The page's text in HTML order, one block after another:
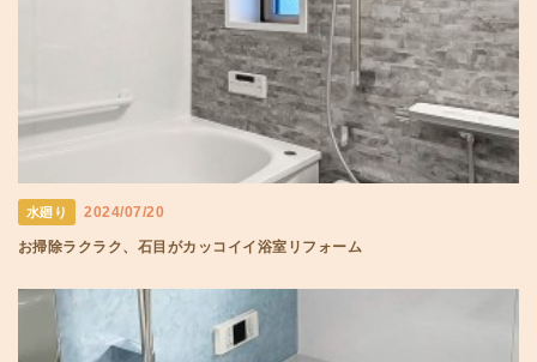
水廻り 2024/07/20
お掃除ラクラク、石目がカッコイイ浴室リフォーム